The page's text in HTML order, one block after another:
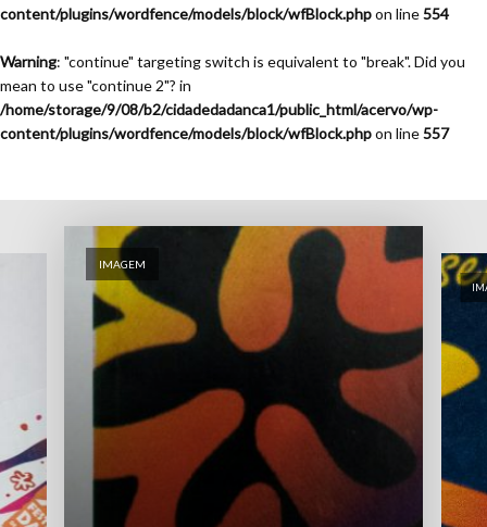
content/plugins/wordfence/models/block/wfBlock.phpon line554
Warning: "continue" targeting switch is equivalent to "break". Did you
mean to use "continue 2"? in
/home/storage/9/08/b2/cidadedadanca1/public_html/acervo/wp-
content/plugins/wordfence/models/block/wfBlock.phpon line557
IMAGEM